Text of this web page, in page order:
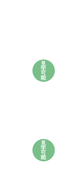
見
学
可
能
見
学
可
能